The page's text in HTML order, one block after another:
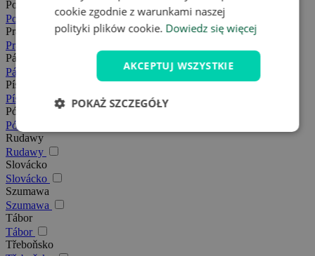
Południowe Morawy
Południowe Morawy
Praga
Praga
Pálava
Pálava
Písek
Písek
Północne Morawy
Północne Morawy
Rudawy
Rudawy
Slovácko
Slovácko
Szumawa
Szumawa
Tábor
Tábor
Třeboňsko
cookie zgodnie z warunkami naszej
polityki plików cookie. Dowiedz się więcej
AKCEPTUJ WSZYSTKIE
POKAŻ SZCZEGÓŁY